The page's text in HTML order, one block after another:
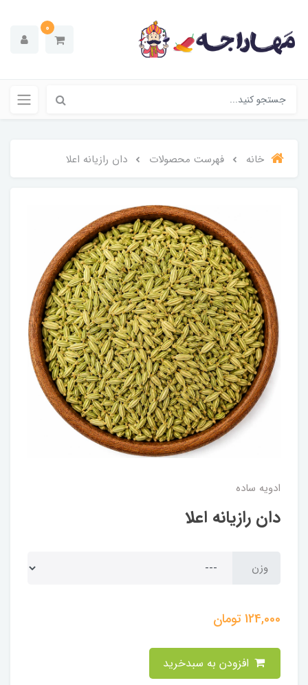
0
خانه فهرست محصولات دان رازیانه اعلا
ادویه ساده
دان رازیانه اعلا
وزن
124,000تومان